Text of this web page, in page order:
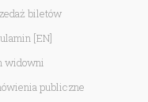
biletów
[EN]
widowni
publiczne